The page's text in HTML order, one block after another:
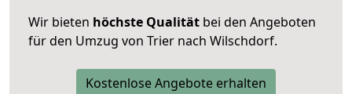
Wir bieten höchste Qualität bei den Angeboten
für den Umzug von Trier nach Wilschdorf.
Kostenlose Angebote erhalten